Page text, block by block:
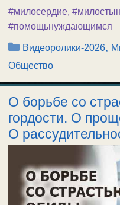
#милосердие,
#помощьнуждающимся
Рубрики
Видеоролики-2026,
Общество
О борьбе со
гордости. О
О